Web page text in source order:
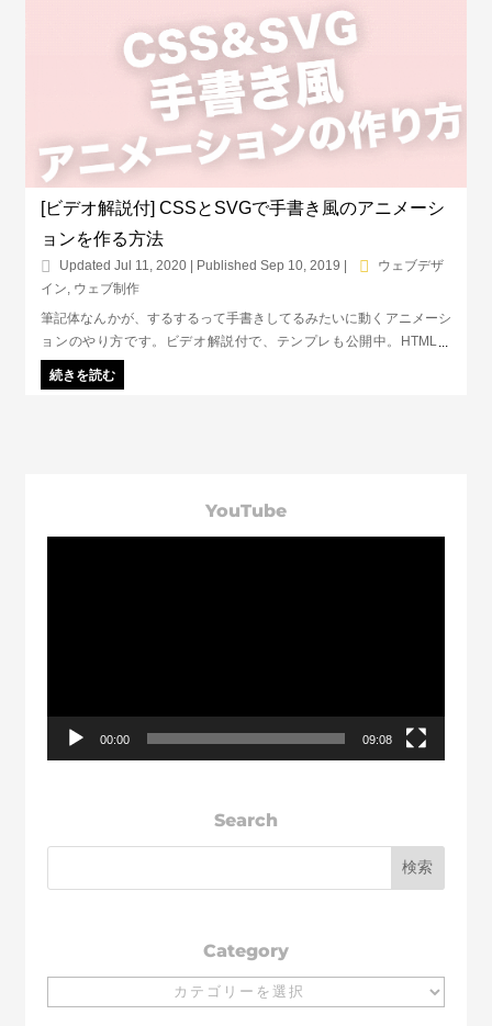
[ビデオ解説付] CSSとSVGで手書き風のアニメーシ
ョンを作る方法
Updated Jul 11, 2020 | Published Sep 10, 2019 |
ウェブデザ
イン ウェブ制作
筆記体なんかが、するするって手書きしてるみたいに動くアニメーシ
ョンのやり方です。ビデオ解説付で、テンプレも公開中。HTML、
CSS、ちょこっとJavascriptを使用しますが、わかってしまえばカン
タン！用意するものは、Illustratorなどの画像編集ソフトとHTMLエデ
続きを読む
YouTube
ー
00:00 09:08
Search
Category